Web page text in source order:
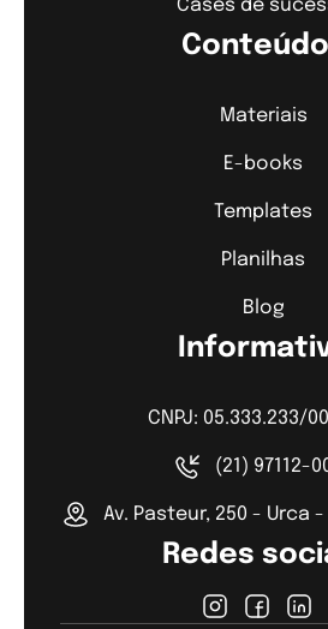
Cases de
Materiais
E-books
Templates
Planilhas
Blog
CNPJ: 05.333.233/
(21) 97112-
Av. Pasteur, 250 - Urca
Redes